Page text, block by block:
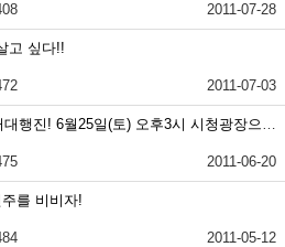
2011-07-28
고 싶다!!
2011-07-03
도심을 누비는 자전거대행진! 6월25일(토) 오후3시 시청광장으로 오세요 …
2011-06-20
를 비비자!
2011-05-12